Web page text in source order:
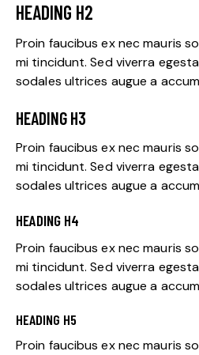
HEADING H2
Proin faucibus ex nec mauris
mi tincidunt. Sed viverra
sodales ultrices augue a
HEADING H3
Proin faucibus ex nec mauris
mi tincidunt. Sed viverra
sodales ultrices augue a
HEADING H4
Proin faucibus ex nec mauris
mi tincidunt. Sed viverra
sodales ultrices augue a
HEADING H5
Proin faucibus ex nec mauris